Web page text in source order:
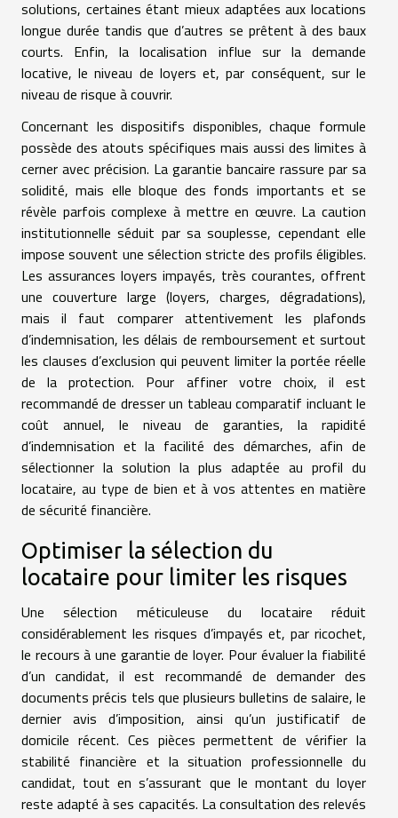
solutions, certaines étant mieux adaptées aux locations
longue durée tandis que d’autres se prêtent à des baux
courts. Enfin, la localisation influe sur la demande
locative, le niveau de loyers et, par conséquent, sur le
niveau de risque à couvrir.
Concernant les dispositifs disponibles, chaque formule
possède des atouts spécifiques mais aussi des limites à
cerner avec précision. La garantie bancaire rassure par sa
solidité, mais elle bloque des fonds importants et se
révèle parfois complexe à mettre en œuvre. La caution
institutionnelle séduit par sa souplesse, cependant elle
impose souvent une sélection stricte des profils éligibles.
Les assurances loyers impayés, très courantes, offrent
une couverture large (loyers, charges, dégradations),
mais il faut comparer attentivement les plafonds
d’indemnisation, les délais de remboursement et surtout
les clauses d’exclusion qui peuvent limiter la portée réelle
de la protection. Pour affiner votre choix, il est
recommandé de dresser un tableau comparatif incluant le
coût annuel, le niveau de garanties, la rapidité
d’indemnisation et la facilité des démarches, afin de
sélectionner la solution la plus adaptée au profil du
locataire, au type de bien et à vos attentes en matière
de sécurité financière.
Optimiser la sélection du
locataire pour limiter les risques
Une sélection méticuleuse du locataire réduit
considérablement les risques d’impayés et, par ricochet,
le recours à une garantie de loyer. Pour évaluer la fiabilité
d’un candidat, il est recommandé de demander des
documents précis tels que plusieurs bulletins de salaire, le
dernier avis d’imposition, ainsi qu’un justificatif de
domicile récent. Ces pièces permettent de vérifier la
stabilité financière et la situation professionnelle du
candidat, tout en s’assurant que le montant du loyer
reste adapté à ses capacités. La consultation des relevés